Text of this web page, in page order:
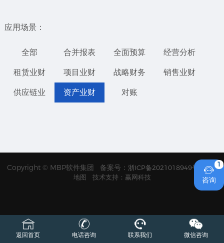
应用场景：
全部 合并报表 全面预算 经营分析
租赁业财 项目业财 战略财务 销售业财
供应链业 资产业财 对账
Copyright © MBP软件集团 备案号： 浙ICP备2021018949号
网站
地图
技术支持：赢网科技
1

咨询
返回首页 电话咨询 联系我们 微信咨询